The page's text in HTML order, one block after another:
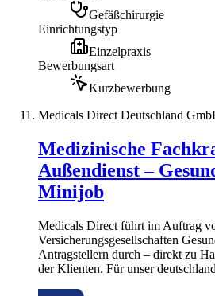
Gefäßchirurgie
Einrichtungstyp
Einzelpraxis
Bewerbungsart
Kurzbewerbung
Medicals Direct Deutschland
Medizinische
Außendienst –
Minijob
Medicals Direct führt im Auftrag
Versicherungsgesellschaften
Antragstellern durch – direkt zu
der Klienten. Für unser